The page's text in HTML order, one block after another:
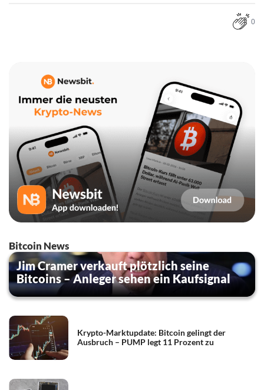
0
Bitcoin News
Jim Cramer verkauft plötzlich seine
Bitcoins – Anleger sehen ein Kaufsignal
Krypto-Marktupdate: Bitcoin gelingt der
Ausbruch – PUMP legt 11 Prozent zu